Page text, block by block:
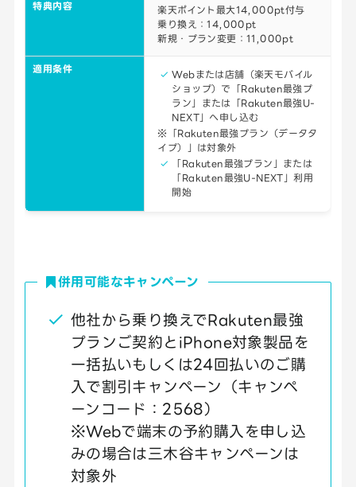
特典内容
楽天ポイント最大14,000pt付与
乗り換え：14,000pt
新規・プラン変更：11,000pt
適用条件
Webまたは店舗（楽天モバイル
ショップ）で「Rakuten最強プ
ラン」または「Rakuten最強U-
NEXT」へ申し込む
※「Rakuten最強プラン（データタ
イプ）」は対象外
「Rakuten最強プラン」または
「Rakuten最強U-NEXT」利用
開始
併用可能なキャンペーン
他社から乗り換えでRakuten最強
プランご契約とiPhone対象製品を
一括払いもしくは24回払いのご購
入で割引キャンペーン（キャンペ
ーンコード：2568）
※Webで端末の予約購入を申し込
みの場合は三木谷キャンペーンは
対象外